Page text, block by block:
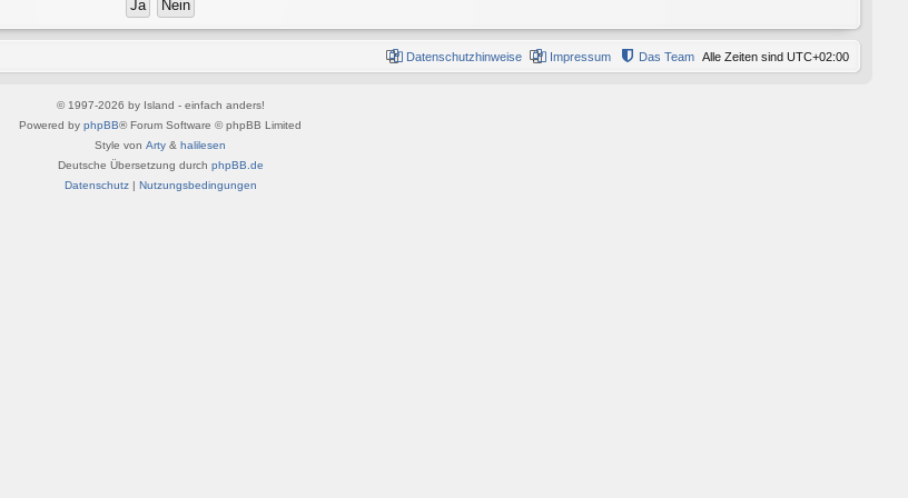
Alle Zeiten sind UTC+02:00
Das Team
Impressum
Datenschutzhinweise
© 1997-2026 by Island - einfach anders!
Powered by phpBB® Forum Software © phpBB Limited
Style von Arty & halilesen
Deutsche Übersetzung durch phpBB.de
Datenschutz| Nutzungsbedingungen